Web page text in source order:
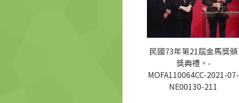
民國73年第21屆金馬獎頒
獎典禮。-
MOFA110064CC-2021-07-
NE00130-211